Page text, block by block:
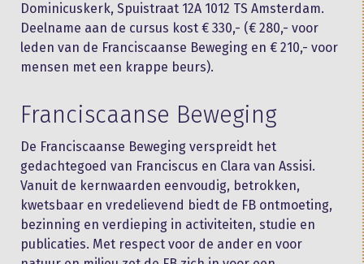
Dominicuskerk, Spuistraat 12A 1012 TS Amsterdam.
Deelname aan de cursus kost € 330,- (€ 280,- voor
leden van de Franciscaanse Beweging en € 210,- voor
mensen met een krappe beurs).
Franciscaanse Beweging
De Franciscaanse Beweging verspreidt het
gedachtegoed van Franciscus en Clara van Assisi.
Vanuit de kernwaarden eenvoudig, betrokken,
kwetsbaar en vredelievend biedt de FB ontmoeting,
bezinning en verdieping in activiteiten, studie en
publicaties. Met respect voor de ander en voor